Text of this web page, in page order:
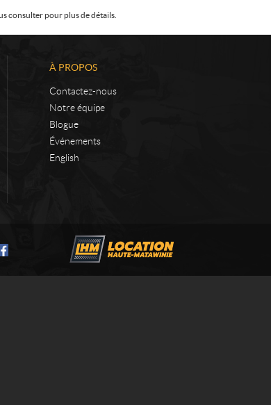
consulter pour plus de détails.
À PROPOS
Contactez-nous
Notre équipe
Blogue
Événements
English